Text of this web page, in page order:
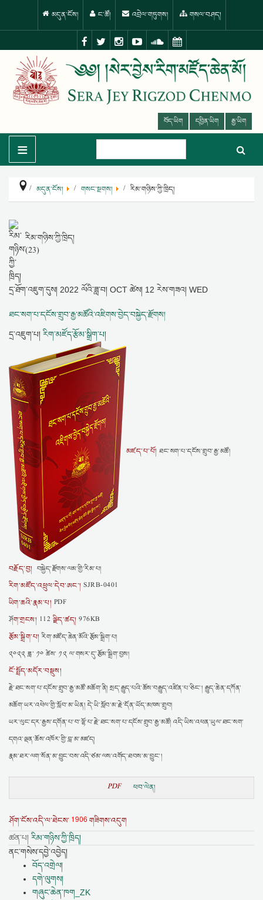
མདུན་ངོས། ང་ཚོ། འབྲེལ་གཏུགས། གསལ་བཤད།
བོད་ཡིག དབྱིན་ཡིག རྒྱ་ཡིག
≡
མདུན་ངོས། གསང་སྔགས། རིམ་གཉིས་ཀྱི་ཁྲིད།
རིམ་གཉིས་ཀྱི་ཁྲིད།
(23)
དྲ་ཐོག་འཇུག་དུས། 2022 ལོའི་ཟླ་བ། OCT ཚེས། 12 རེས་གཟའ། WED
ཐང་སག་པ་དངོས་གྲུབ་རྒྱ་མཚོའི་འཇིགས་བྱེད་བསྐྱེད་རྫོགས།
དྲ་འཇུག་པ། རིག་མཛོད་རྩོམ་སྒྲིག་པ།
མཛད་པ་པོ། ཐང་སག་པ་དངོས་གྲུབ་རྒྱ་མཚོ།
བརྗོད་བྱ། བསྐྱེད་རྫོགས་ལམ་གྱི་རིམ་པ།
རིག་མཛོད་འཕྲུལ་དེབ་ཨང་། SJRB-0401
ཡིག་ཆའི་རྣམ་པ། PDF
ཤོག་གྲངས། 112 ལྗིད་ཚད། 976KB
རྩོམ་སྒྲིག་པ། རིག་མཛོད་ཆེན་མོའི་རྩོམ་སྒྲིག་པ།
༢༠༢༢ ཟླ་ ༡༠ ཚེས་ ༡༢ ལ་གསར་དུ་རྩོམ་སྒྲིག་བྱས།
ངོ་སྤྲོད་མདོར་བསྡུས།
རྗེ་ཐང་སག་པ་དངོས་གྲུབ་རྒྱ་མཚོ་མཆོག་ནི། སྲད་རྒྱུད་པའི་ཆོས་བརྒྱུད་འཛིན་པ་ཅིང་། རྒྱུད་ཆེན་དཀོན་
མཆོག་ཡར་འཕེལ་གྱི་སློབ་མ་ཡིན། དེ་ཡི་སློབ་མ་རྗེ་དོན་ཡོད་མཁས་གྲུབ།
ཡར་ལུང་དར་རྒྱས་དགོན་པ་བ་ལྷོ་པ་རྗེ་ཐང་སག་པ་དངོས་གྲུབ་རྒྱ་མཚོ། འདི་ཡིས་འཕན་ཡུལ་ཐང་སག་
དགའ་ལྡན་ཆོས་འཁོར་གྱི་བླ་མ་མཛད།
རྣམ་ཐར་ལག་སོན་མ་བྱུང་བས་འདི་ཙམ་ལས་འགོད་ཐབས་མ་བྱུང་།
PDF ཕབ་ལེན།
ཤོག་ངོས་འདི་ལ་ཐེངས་ 1906 གཟིགས་འདུག
ཚན་པ། རིམ་གཉིས་ཀྱི་ཁྲིད།
ནང་གསེས་དབྱེ་འབྱེད།
བོད་འགྲེལ།
དགེ་ལུགས།
གཞུང་ཆེན་ཁག_ZK